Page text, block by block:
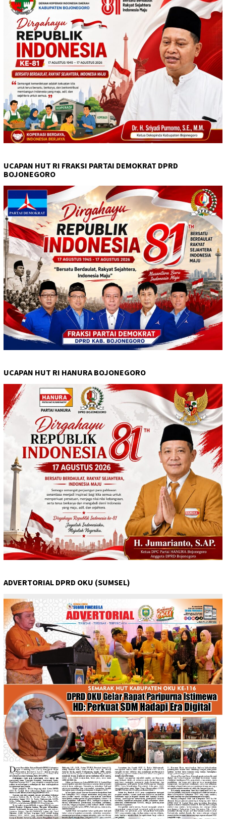
UCAPAN HUT RI FRAKSI PARTAI DEMOKRAT DPRD
BOJONEGORO
UCAPAN HUT RI HANURA BOJONEGORO
ADVERTORIAL DPRD OKU (SUMSEL)